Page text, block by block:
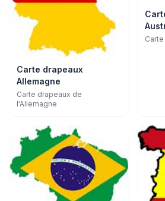
Carte drapeaux
Allemagne
Carte drapeaux de
l'Allemagne